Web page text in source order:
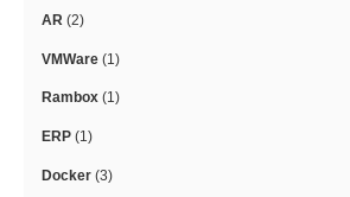
AR (2)
VMWare (1)
Rambox (1)
ERP (1)
Docker (3)